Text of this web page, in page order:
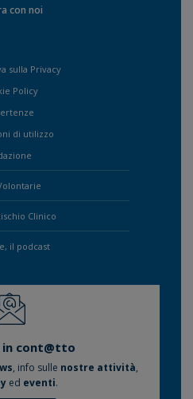
con noi
sulla Privacy
Policy
di utilizzo
Clinico
il podcast
in cont@tto
, info sulle nostre attività,
ed eventi.